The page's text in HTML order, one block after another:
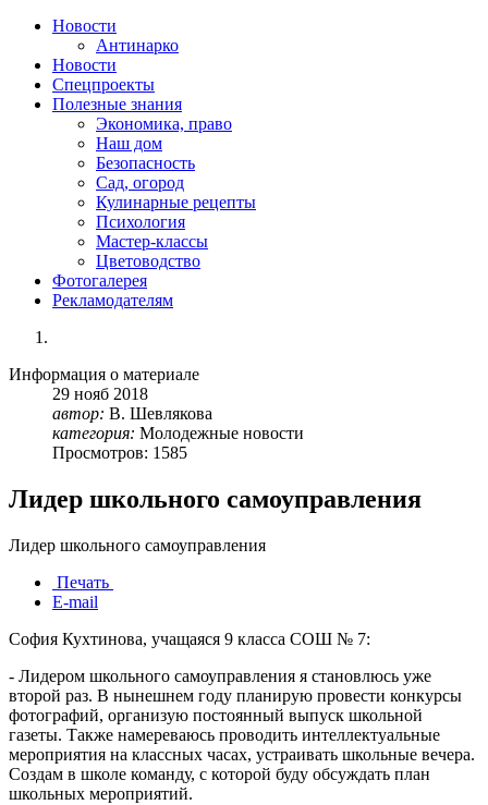
Новости
Антинарко
Новости
Спецпроекты
Полезные знания
Экономика, право
Наш дом
Безопасность
Сад, огород
Кулинарные рецепты
Психология
Мастер-классы
Цветоводство
Фотогалерея
Рекламодателям
Информация о материале
29 нояб 2018
автор: В. Шевлякова
категория: Молодежные новости
Просмотров: 1585
Лидер школьного самоуправления
Лидер школьного самоуправления
Печать
E-mail
София Кухтинова, учащаяся 9 класса СОШ № 7:
- Лидером школьного самоуправления я становлюсь уже
второй раз. В нынешнем году планирую провести конкурсы
фотографий, организую постоянный выпуск школьной
газеты. Также намереваюсь проводить интеллектуальные
мероприятия на классных часах, устраивать школьные вечера.
Создам в школе команду, с которой буду обсуждать план
школьных мероприятий.